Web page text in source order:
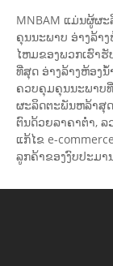
ຄຸນນະພາບແລະ
ເລດ.
MNBAM ແມ່ນຜູ້ຜ
ຄຸນນະພາບ ອ່າງລ້າ
ໄຫມຂອງພວກເຮົາ
ທີ່ສຸດ ອ່າງລ້າງຫ້ອງ
ຄວບຄຸມຄຸນນະພາບ
ຜະລິດຕະພັນຫລ້າສຸ
ຕົນດ້ວຍລາຄາຕໍ່າ, ລ
ແກ້ໄຂ e-
ລູກຄ້າຂອງງົບປະມາ